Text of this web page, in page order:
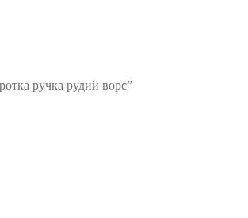
ручка рудий ворс”